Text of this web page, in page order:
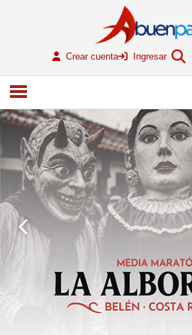
Crear cuenta Ingresar